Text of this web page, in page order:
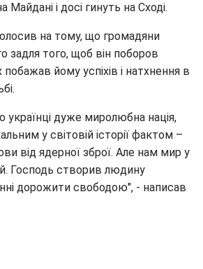
Майдані і досі гинуть на Сході.
на тому, що громадяни
задля того, щоб він поборов
побажав йому успіхів і натхнення в
українці дуже миролюбна нація,
у світовій історії фактом –
від ядерної зброї. Але нам мир у
Господь створив людину
дорожити свободою", - написав